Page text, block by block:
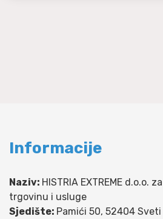
Informacije
Naziv: HISTRIA EXTREME d.o.o.
trgovinu i usluge
Sjedište: Pamići 50, 52404